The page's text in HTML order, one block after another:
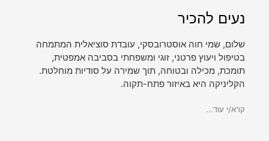
נעים להכיר
שלום, שמי חוה אוסטרובסקי, עובדת סוציאלית המתמחה
בטיפול ויעוץ פרטני, זוגי ומשפחתי בסביבה אמפטית,
תומכת, מכילה ובטוחה, תוך שמירה על סודיות מוחלטת.
הקליניקה היא באיזור פתח-תקוה.
קרא/י עוד...